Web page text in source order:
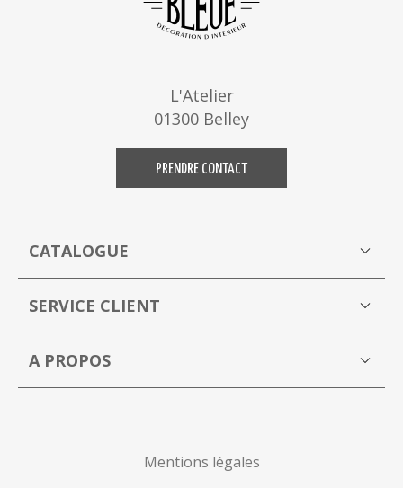
CATALOGUE
Boutique
SERVICE CLIENT
Mon compte
A PROPOS
L'Atelier
01300 Belley
PRENDRE CONTACT
Mentions légales